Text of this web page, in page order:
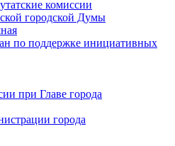
комиссии
городской Думы
по поддержке инициативных
при Главе города
города